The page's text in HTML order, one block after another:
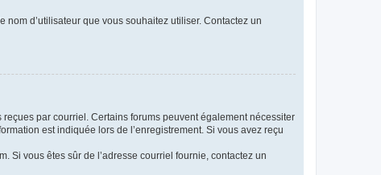
d’utilisateur que vous souhaitez utiliser. Contactez un
par courriel. Certains forums peuvent également nécessiter
est indiquée lors de l’enregistrement. Si vous avez reçu
Si vous êtes sûr de l’adresse courriel fournie, contactez un